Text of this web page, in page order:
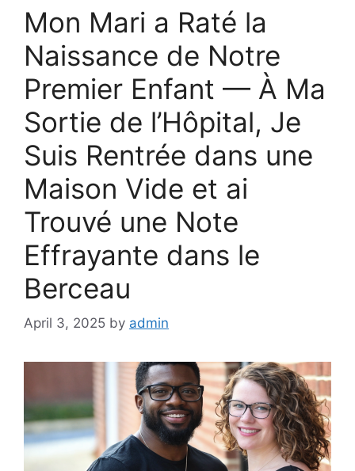
Mon Mari a Raté la
Naissance de Notre
Premier Enfant — À Ma
Sortie de l’Hôpital, Je
Suis Rentrée dans une
Maison Vide et ai
Trouvé une Note
Effrayante dans le
Berceau
April 3, 2025 by admin